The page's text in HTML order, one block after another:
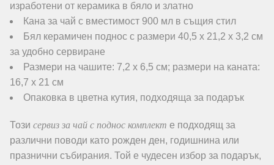
изработени от керамика в бяло и златно
Кана за чай с вместимост 900 мл в същия стил
Бял керамичен поднос с размери 40,5 х 21,2 х 3,2 см
за удобно сервиране
Размери на чашите: 7,2 х 6,5 см; размери на каната:
16,7 х 21 см
Опаковка в цветна кутия, подходяща за подарък
Този сервиз за чай с поднос комплект е подходящ за
различни поводи като рожден ден, годишнина или
празнични събирания. Той е чудесен избор за подарък,